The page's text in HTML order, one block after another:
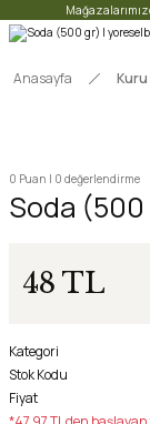
Anasayfa Kuru
0 Puan | 0 değerlendirme
Soda (500
48 TL
Kategori
Stok Kodu
Fiyat